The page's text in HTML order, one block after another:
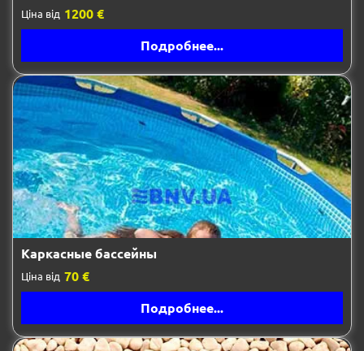
Ціна від 1200 €
Подробнее...
Каркасные бассейны
Ціна від 70 €
Подробнее...